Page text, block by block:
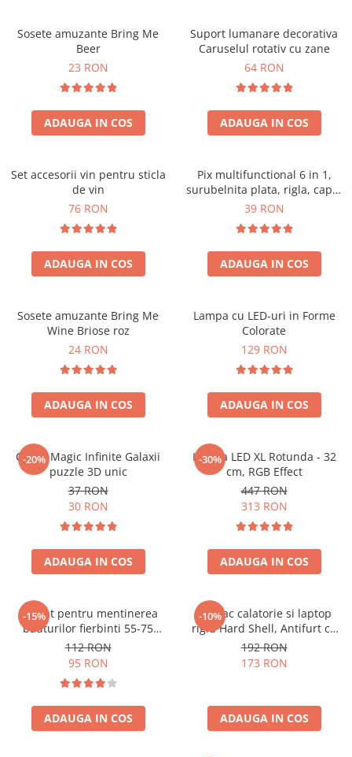
Sosete amuzante Bring Me
Beer
23 RON
ADAUGA IN COS
Suport lumanare decorativa
Caruselul rotativ cu zane
64 RON
ADAUGA IN COS
Set accesorii vin pentru sticla
de vin
76 RON
ADAUGA IN COS
Pix multifunctional 6 in 1,
surubelnita plata, rigla, capat
touchscreen, nivela cu bula
39 RON
ADAUGA IN COS
Sosete amuzante Bring Me
Wine Briose roz
24 RON
ADAUGA IN COS
Lampa cu LED-uri in Forme
Colorate
129 RON
ADAUGA IN COS
-20%
Cubul Magic Infinite Galaxii
puzzle 3D unic
37 RON
30 RON
ADAUGA IN COS
-30%
Lampa LED XL Rotunda - 32
cm, RGB Effect
447 RON
313 RON
ADAUGA IN COS
-15%
Aparat pentru mentinerea
bauturilor fierbinti 55-75
grade
112 RON
95 RON
ADAUGA IN COS
-10%
Rucsac calatorie si laptop
rigid Hard Shell, Antifurt cu
port USB, Waterproof,
44x30x17 cm,
192 RON
173 RON
ADAUGA IN COS